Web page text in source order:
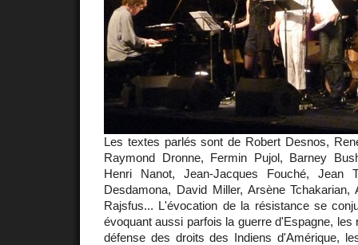
Les textes parlés sont de Robert Desnos,
Raymond Dronne, Fermin Pujol, Barney
Henri Nanot, Jean-Jacques Fouché, Jean
Desdamona, David Miller, Arsène
Rajsfus... L'évocation de la résistance se
évoquant aussi parfois la guerre d'Espagne, les
défense des droits des Indiens d'Amérique,